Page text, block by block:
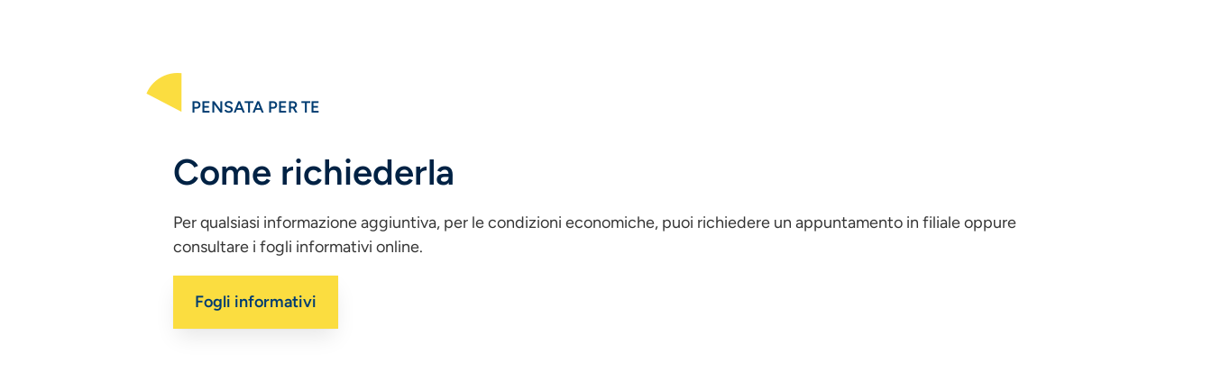
PENSATA PER TE
Come richiederla
Per qualsiasi informazione aggiuntiva, per le condizioni economiche, puoi richiedere un appuntamento in filiale oppure
consultare i fogli informativi online.
Fogli informativi